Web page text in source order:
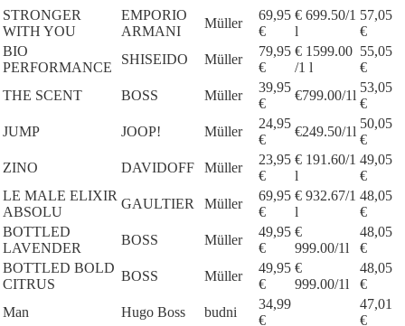
STRONGER
WITH YOU
EMPORIO
ARMANI
Müller
69,95
€
€ 699.50/1
l
57,05
€
BIO
PERFORMANCE
SHISEIDO Müller
79,95
€
€ 1599.00
/1 l
55,05
€
THE SCENT
BOSS Müller
39,95
€
€799.00/1l
53,05
€
JUMP
JOOP! Müller
24,95
€
€249.50/1l
50,05
€
ZINO
DAVIDOFF Müller
23,95
€
€ 191.60/1
l
49,05
€
LE MALE ELIXIR
ABSOLU
GAULTIER Müller
69,95
€
€ 932.67/1
l
48,05
€
BOTTLED
LAVENDER
BOSS Müller
49,95
€
€
999.00/1l
48,05
€
BOTTLED BOLD
CITRUS
BOSS Müller
49,95
€
€
999.00/1l
48,05
€
Man
Hugo Boss budni
34,99
€
47,01
€